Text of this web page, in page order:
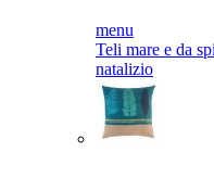
menu
Teli mare e da
natalizio